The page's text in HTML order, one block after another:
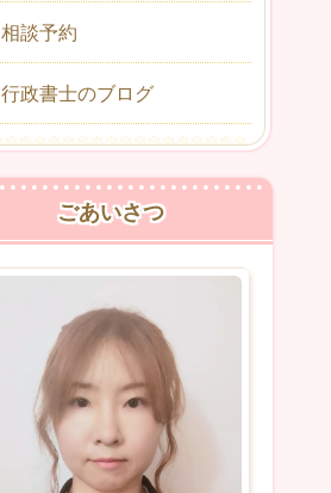
相談予約
行政書士のブログ
ごあいさつ